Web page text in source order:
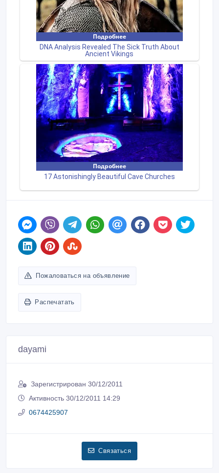
Пожаловаться на объявление
Распечатать
dayami
Зарегистрирован 30/12/2011
Активность 30/12/2011 14:29
0674425907
Связаться